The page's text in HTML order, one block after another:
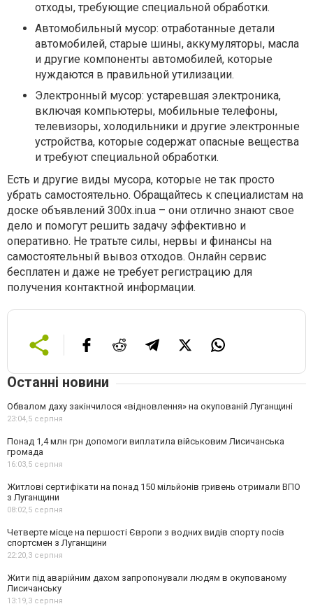
отходы, требующие специальной обработки.
Автомобильный мусор: отработанные детали
автомобилей, старые шины, аккумуляторы, масла
и другие компоненты автомобилей, которые
нуждаются в правильной утилизации.
Электронный мусор: устаревшая электроника,
включая компьютеры, мобильные телефоны,
телевизоры, холодильники и другие электронные
устройства, которые содержат опасные вещества
и требуют специальной обработки.
Есть и другие виды мусора, которые не так просто
убрать самостоятельно. Обращайтесь к специалистам на
доске объявлений 300x.in.ua – они отлично знают свое
дело и помогут решить задачу эффективно и
оперативно. Не тратьте силы, нервы и финансы на
самостоятельный вывоз отходов. Онлайн сервис
бесплатен и даже не требует регистрацию для
получения контактной информации.
Останні новини
Обвалом даху закінчилося «відновлення» на окупованій Луганщині
23:04,5 серпня
Понад 1,4 млн грн допомоги виплатила військовим Лисичанська
громада
16:03,5 серпня
Житлові сертифікати на понад 150 мільйонів гривень отримали ВПО
з Луганщини
08:02,5 серпня
Четверте місце на першості Європи з водних видів спорту посів
спортсмен з Луганщини
22:20,3 серпня
Жити під аварійним дахом запропонували людям в окупованому
Лисичанську
13:19,3 серпня